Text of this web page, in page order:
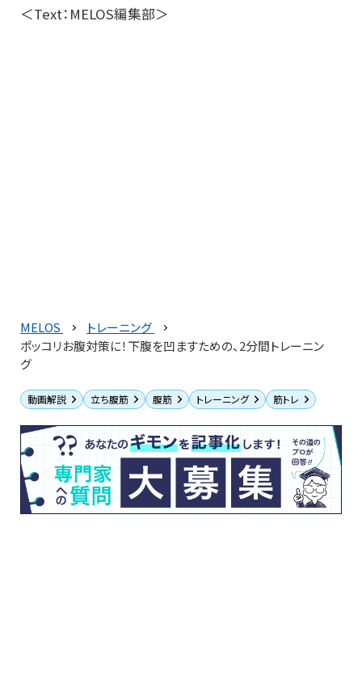
＜Text：MELOS編集部＞
MELOS
トレーニング
ポッコリお腹対策に！下腹を凹ますための、2分間トレーニン
グ
動画解説 立ち腹筋 腹筋 トレーニング 筋トレ